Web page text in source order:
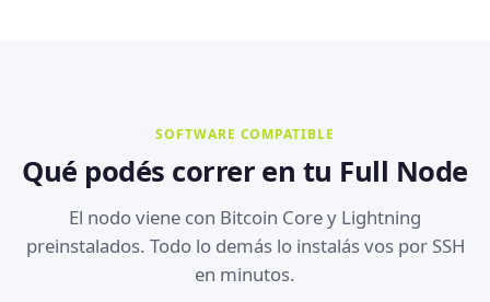
SOFTWARE COMPATIBLE
Qué podés correr en tu Full Node
El nodo viene con Bitcoin Core y Lightning
preinstalados. Todo lo demás lo instalás vos por SSH
en minutos.